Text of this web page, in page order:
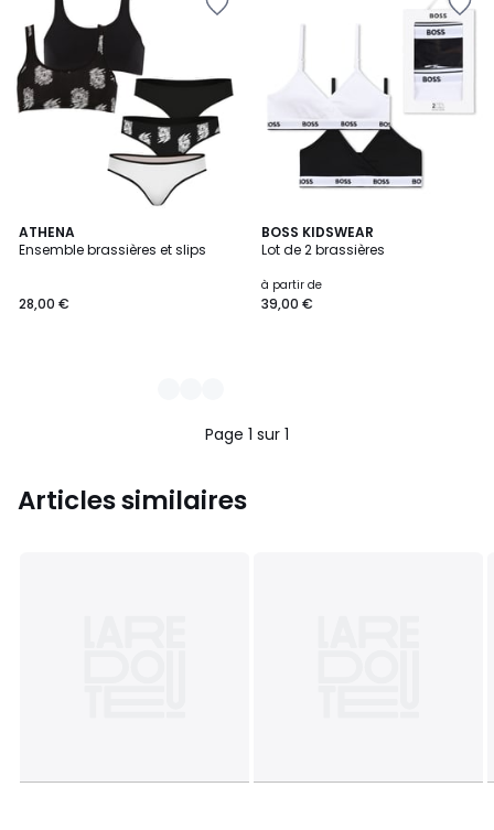
ATHENA
Ensemble brassières et slips
28,00 €
2
Couleurs
BOSS KIDSWEAR
Lot de 2 brassières
à partir de
39,00 €
Page 1 sur 1
Articles similaires